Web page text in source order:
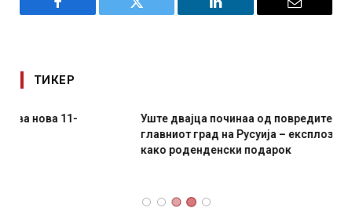
Facebook Twitter LinkedIn Email
ТИКЕР
Уште двајца починаа од повредите во ресторан во
главниот град на Русуија – експлозивот бил завиткан
како роденденски подарок